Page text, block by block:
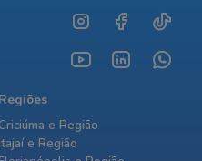
Regiões
e Região
e Região